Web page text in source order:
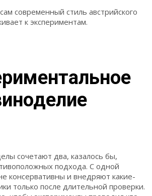
современный стиль австрийского
к экспериментам.
сочетают два, казалось бы,
подхода. С одной
консервативны и внедряют какие-
только после длительной проверки.